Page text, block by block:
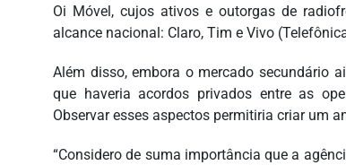
Oi Móvel, cujos ativos e outorgas de
alcance nacional: Claro, Tim e Vivo
Além disso, embora o mercado secundário
que haveria acordos privados entre as
Observar esses aspectos permitiria criar um
“Considero de suma importância que a